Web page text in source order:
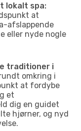
lokalt spa:
at
afslappende
eller nyde nogle
traditioner i
omkring i
at fordybe
et
dig en guidet
hjørner, og nyd